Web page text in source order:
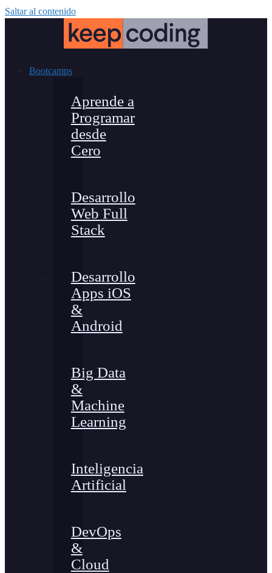
Saltar al contenido
Bootcamps
Aprende a
Programar
desde
Cero
Desarrollo
Web Full
Stack
Desarrollo
Apps iOS
&
Android
Big Data
&
Machine
Learning
Inteligencia
Artificial
DevOps
&
Cloud